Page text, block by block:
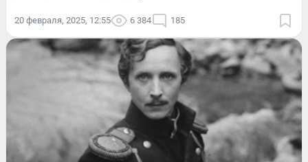
20 февраля, 2025, 12:55 6 384 185